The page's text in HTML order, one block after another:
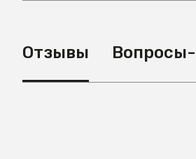
Отзывы